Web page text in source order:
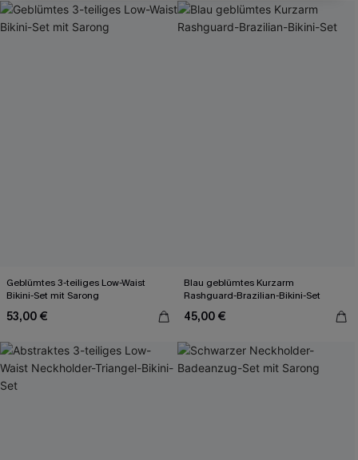
Geblümtes 3-teiliges Low-Waist
Bikini-Set mit Sarong
53,00 €
Blau geblümtes Kurzarm
Rashguard-Brazilian-Bikini-Set
45,00 €